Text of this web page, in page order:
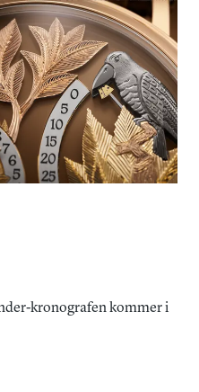
kronografen kommer i